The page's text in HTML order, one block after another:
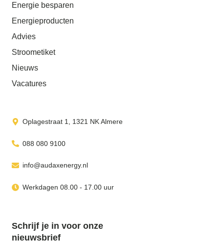
Energie besparen
Energieproducten
Advies
Stroometiket
Nieuws
Vacatures
Oplagestraat 1, 1321 NK Almere
088 080 9100
info@audaxenergy.nl
Werkdagen 08.00 - 17.00 uur
Schrijf je in voor onze
nieuwsbrief